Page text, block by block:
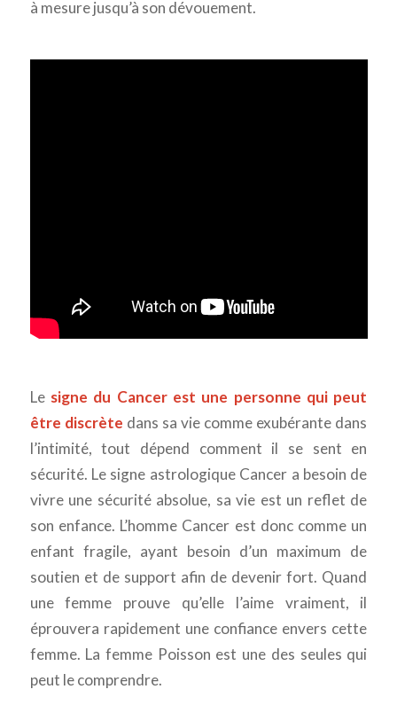
à mesure jusqu’à son dévouement.
Le signe du Cancer est une personne qui peut
être discrète dans sa vie comme exubérante dans
l’intimité, tout dépend comment il se sent en
sécurité. Le signe astrologique Cancer a besoin de
vivre une sécurité absolue, sa vie est un reflet de
son enfance. L’homme Cancer est donc comme un
enfant fragile, ayant besoin d’un maximum de
soutien et de support afin de devenir fort. Quand
une femme prouve qu’elle l’aime vraiment, il
éprouvera rapidement une confiance envers cette
femme. La femme Poisson est une des seules qui
peut le comprendre.